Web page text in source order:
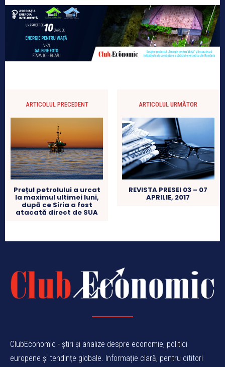
ARTICOLUL PRECEDENT
Prețul petrolului a urcat
la maximul ultimei luni,
după ce Siria a fost
atacată direct de SUA
ARTICOLUL URMĂTOR
REVISTA PRESEI 03 – 07
APRILIE, 2017
ClubEconomic - știri și analize despre economie, politici
europene și tendințe globale. Informație clară, pentru cititori